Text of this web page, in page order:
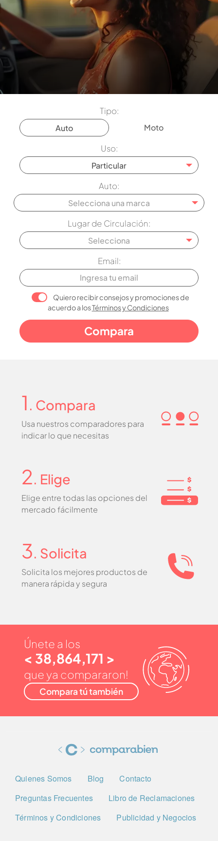
Tipo:
Auto
Moto
Uso:
Particular
Auto:
Selecciona una marca
Lugar de Circulación:
Selecciona
Email:
Quiero recibir consejos y promociones de
acuerdo a losTérminos y Condiciones
1 . Compara
Usa nuestros comparadores para
indicar lo que necesitas
2. Elige
Elige entre todas las opciones del
mercado fácilmente
3. Solicita
Solicita los mejores productos de
manera rápida y segura
Únete a los
< 38,864,171 >
que ya compararon!
Compara tú también
Quienes Somos Blog
Contacto
Preguntas Frecuentes
Libro de Reclamaciones
Términos y Condiciones
Publicidad y Negocios